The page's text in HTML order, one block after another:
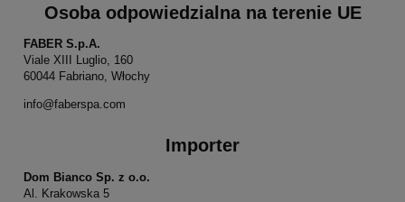
Osoba odpowiedzialna na terenie UE
FABER S.p.A.
Viale XIII Luglio, 160
60044 Fabriano, Włochy
info@faberspa.com
Importer
Dom Bianco Sp. z o.o.
Al. Krakowska 5